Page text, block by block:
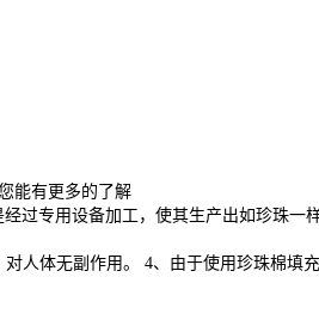
能有更多的了解
过专用设备加工，使其生产出如珍珠一
人体无副作用。 4、由于使用珍珠棉填